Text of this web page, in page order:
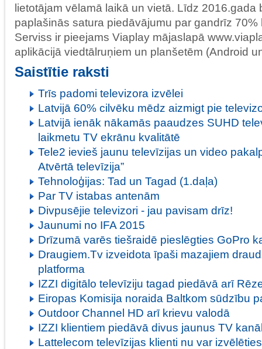
lietotājam vēlamā laikā un vietā. Līdz 2016.gada
paplašinās satura piedāvājumu par gandrīz
Serviss ir pieejams Viaplay mājaslapā
aplikācijā viedtālruņiem un planšetēm (Android
Saistītie raksti
Trīs padomi televizora izvēlei
Latvijā 60% cilvēku mēdz aizmigt pie
Latvijā ienāk nākamās paaudzes SUHD
laikmetu TV ekrānu kvalitātē
Tele2 ievieš jaunu televīzijas un video
Atvērtā televīzija”
Tehnoloģijas: Tad un Tagad (1.daļa)
Par TV istabas antenām
Divpusējie televizori - jau pavisam drīz!
Jaunumi no IFA 2015
Drīzumā varēs tiešraidē pieslēgties GoPro
Draugiem.Tv izveidota īpaši mazajiem
platforma
IZZI digitālo televīziju tagad piedāvā arī
Eiropas Komisija noraida Baltkom sūdzību
Outdoor Channel HD arī krievu valodā
IZZI klientiem piedāvā divus jaunus TV
Lattelecom televīzijas klienti nu var